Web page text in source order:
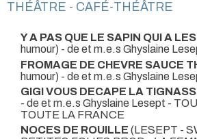
THÉÂTRE - CAFÉ-THÉÂTRE
Y A PAS QUE LE SAPIN QUI A
humour) - de et m.e.s Ghyslaine
FROMAGE DE CHEVRE SAUCE
humour) - de et m.e.s Ghyslaine
GIGI VOUS DECAPE LA
- de et m.e.s Ghyslaine Lesept -
TOUTE LA FRANCE
NOCES DE ROUILLE (LESEPT -